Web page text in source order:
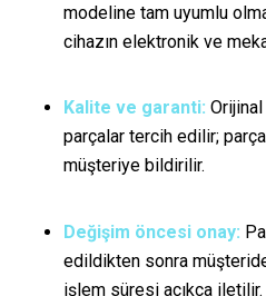
modeline tam uyumlu
cihazın elektronik ve
Kalite ve garanti: Orijinal
parçalar tercih edilir;
müşteriye bildirilir.
Değişim öncesi onay:
edildikten sonra
işlem süresi açıkça iletilir.